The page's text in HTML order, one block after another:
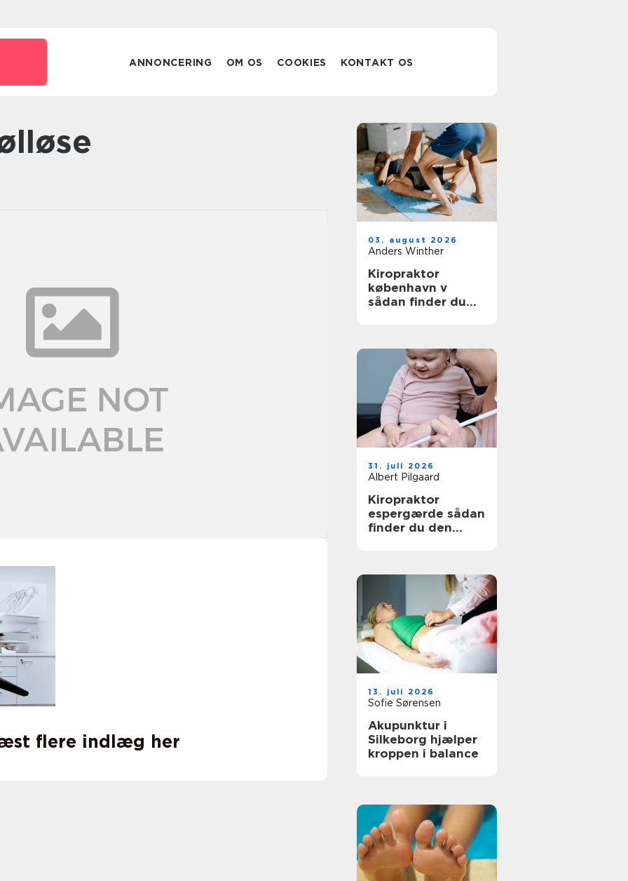
ANNONCERING OM OS COOKIES KONTAKT OS
flere indlæg her
03. august 2026
Anders Winther
Kiropraktor
københavn v
sådan finder du
31. juli 2026
Albert Pilgaard
Kiropraktor
espergærde sådan
finder du den
13. juli 2026
Sofie Sørensen
Akupunktur i
Silkeborg hjælper
kroppen i balance